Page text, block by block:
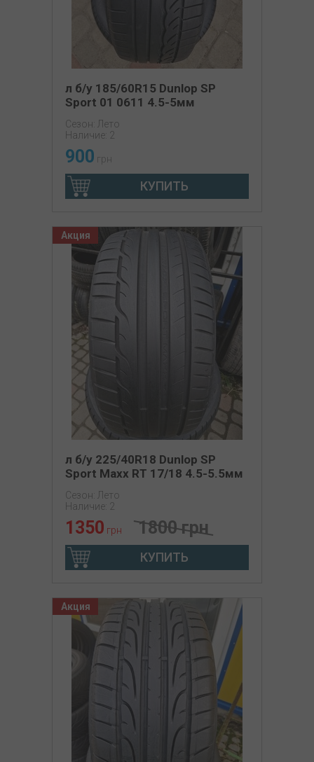
л б/у 185/60R15 Dunlop SP
Sport 01 0611 4.5-5мм
Сезон: Лето
Наличие: 2
900 грн
КУПИТЬ
Акция
л б/у 225/40R18 Dunlop SP
Sport Maxx RT 17/18 4.5-5.5мм
Сезон: Лето
Наличие: 2
1350 грн 1800 грн
КУПИТЬ
Акция